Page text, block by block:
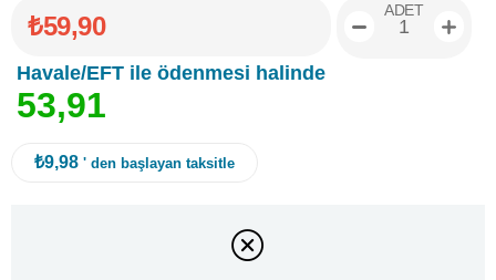
₺59,90
Havale/EFT ile ödenmesi halinde
53,91
ADET
₺9,98 ' den başlayan taksitle